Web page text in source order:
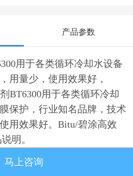
产品参数
用于各类循环冷却水设备
用量少，使用效果好，
BT6300用于各类循环冷却
保护，行业知名品牌，技术
用效果好。 Bitu/碧涂高效
明。
马上咨询